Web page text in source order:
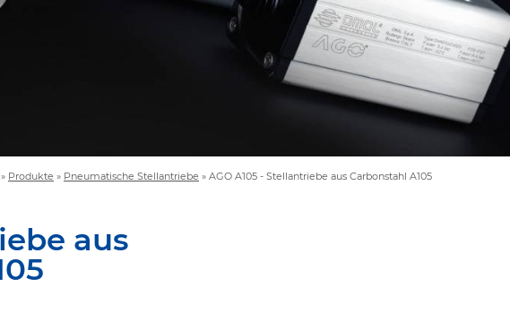
» Produkte » Pneumatische Stellantriebe » AGO A105 - Stellantriebe aus Carbonstahl A105
aus